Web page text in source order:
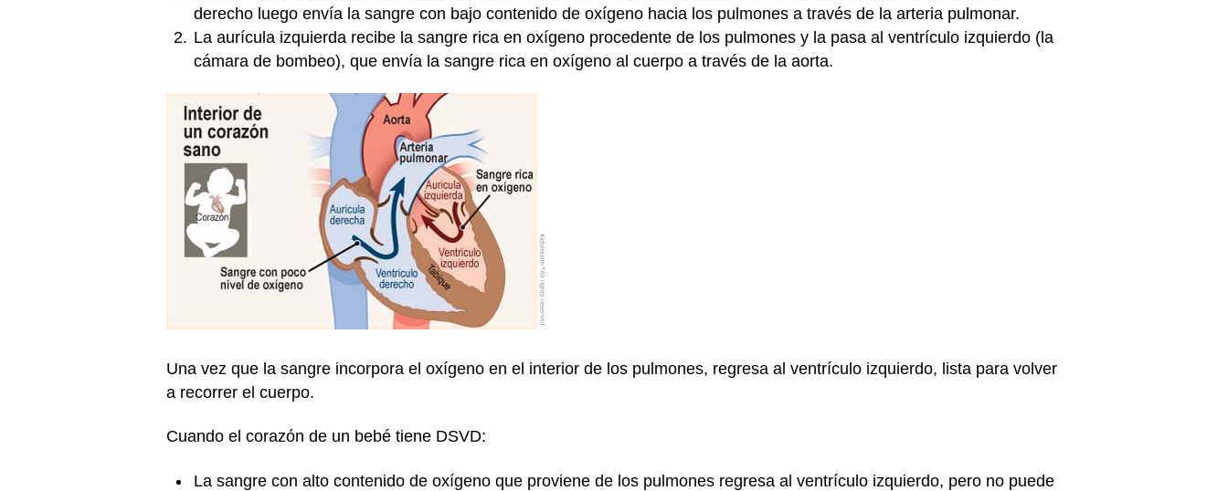
derecho luego envía la sangre con bajo contenido de oxígeno hacia los pulmones a través de la arteria pulmonar.
La aurícula izquierda recibe la sangre rica en oxígeno procedente de los pulmones y la pasa al ventrículo izquierdo (la
cámara de bombeo), que envía la sangre rica en oxígeno al cuerpo a través de la aorta.
Una vez que la sangre incorpora el oxígeno en el interior de los pulmones, regresa al ventrículo izquierdo, lista para volver
a recorrer el cuerpo.
Cuando el corazón de un bebé tiene DSVD:
La sangre con alto contenido de oxígeno que proviene de los pulmones regresa al ventrículo izquierdo, pero no puede